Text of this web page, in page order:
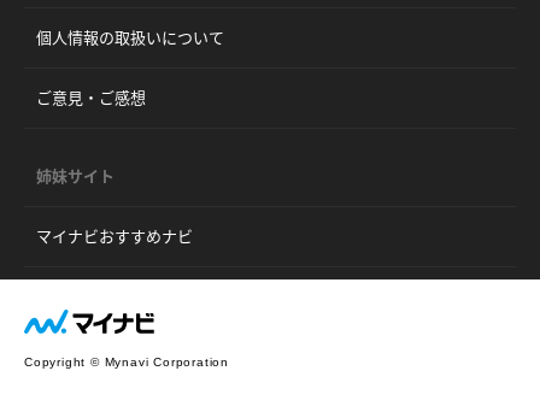
個人情報の取扱いについて
ご意見・ご感想
姉妹サイト
マイナビおすすめナビ
Copyright © Mynavi Corporation